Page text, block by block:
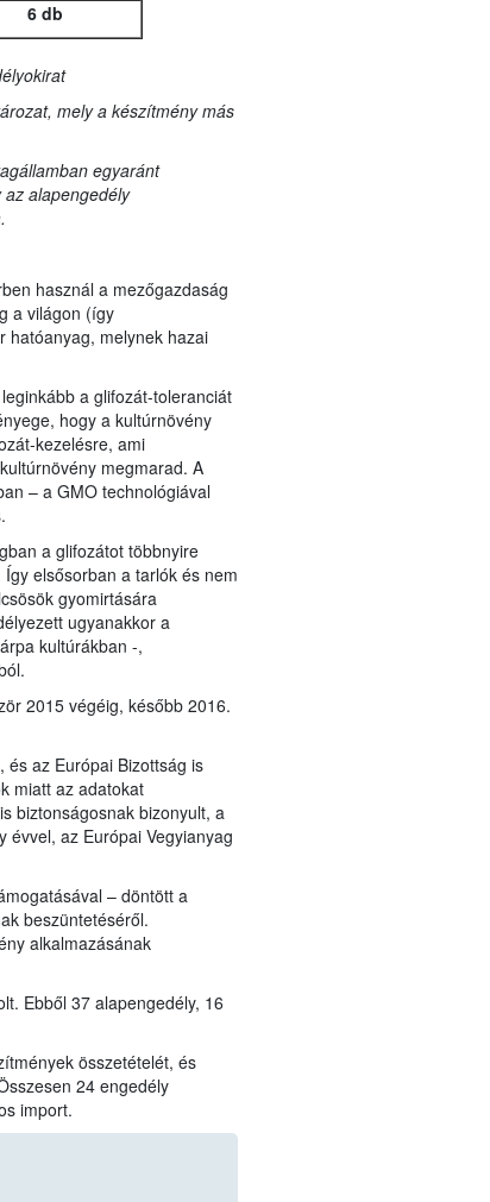
6 db
mely a készítmény más
egyaránt
alapengedély
használ a mezőgazdaság
a világon (így
hatóanyag, melynek hazai
a glifozát-toleranciát
hogy a kultúrnövény
kezelésre, ami
megmarad. A
– a GMO technológiával
a glifozátot többnyire
elsősorban a tarlók és nem
gyomirtására
ugyanakkor a
kultúrákban -,
2015 végéig, később 2016.
és az Európai Bizottság is
miatt az adatokat
biztonságosnak bizonyult, a
az Európai Vegyianyag
– döntött a
beszüntetéséről.
alkalmazásának
Ebből 37 alapengedély, 16
összetételét, és
24 engedély
import.